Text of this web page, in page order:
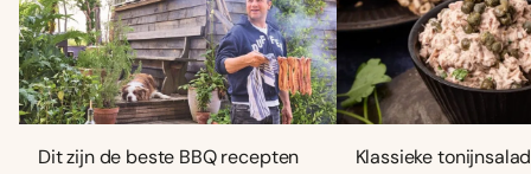
Dit zijn de beste BBQ recepten
Klassieke